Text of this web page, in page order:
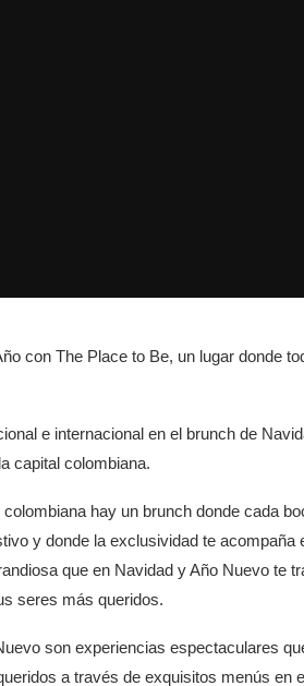
con The Place to Be, un lugar donde
e internacional en el brunch de
capital colombiana.
hay un brunch donde cada
y donde la exclusividad te
que en Navidad y Año Nuevo te
seres más queridos.
son experiencias espectaculares
a través de exquisitos menús en